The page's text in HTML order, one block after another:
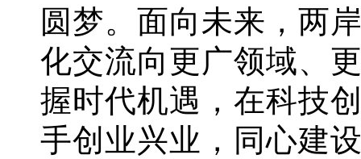
圆梦。面向未来，两
化交流向更广领域、
握时代机遇，在科技
手创业兴业，同心建